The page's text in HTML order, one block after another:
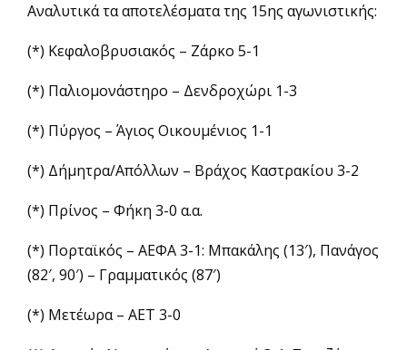
Αναλυτικά τα αποτελέσματα της 15ης αγωνιστικής:
(*) Κεφαλοβρυσιακός – Ζάρκο 5-1
(*) Παλιομονάστηρο – Δενδροχώρι 1-3
(*) Πύργος – Άγιος Οικουμένιος 1-1
(*) Δήμητρα/Απόλλων – Βράχος Καστρακίου 3-2
(*) Πρίνος – Φήκη 3-0 α.α.
(*) Πορταϊκός – ΑΕΦΑ 3-1: Μπακάλης (13′), Πανάγος
(82′, 90′) – Γραμματικός (87′)
(*) Μετέωρα – ΑΕΤ 3-0